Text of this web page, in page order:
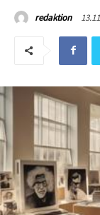
redaktion